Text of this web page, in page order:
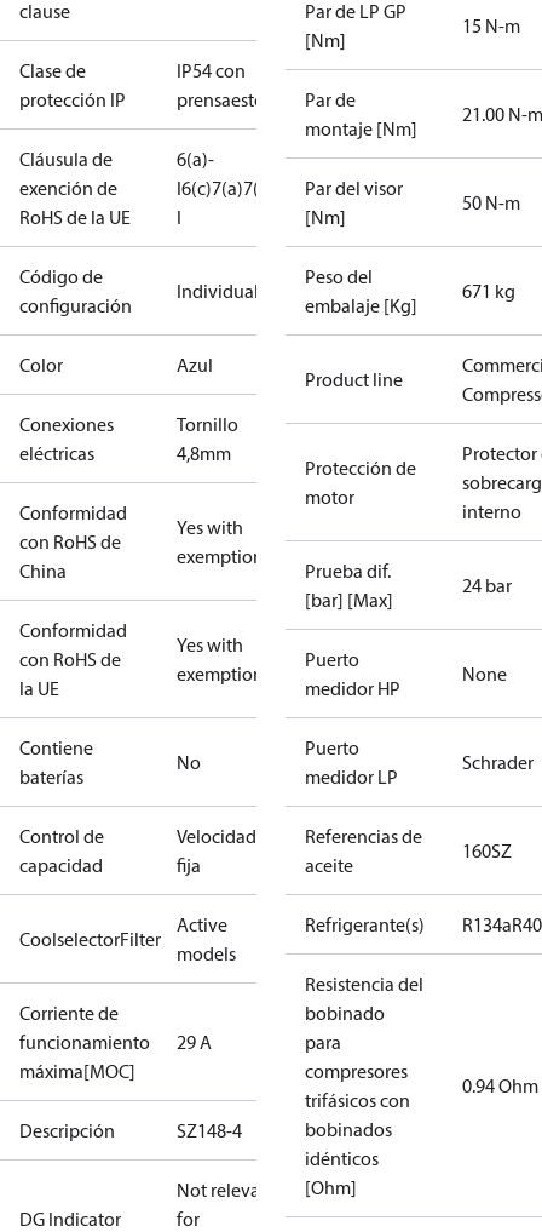
clause
Clase de
protección IP
IP54 con
prensaestopas
Cláusula de
exención de
RoHS de la UE
6(a)-
I6(c)7(a)7(c)-
I
Código de
configuración
Individual
Color Azul
Conexiones
eléctricas
Tornillo
4,8mm
Conformidad
con RoHS de
China
Yes with
exemptions
Conformidad
con RoHS de
la UE
Yes with
exemptions
Contiene
baterías
No
Control de
capacidad
Velocidad
fija
CoolselectorFilter
Active
models
Corriente de
funcionamiento
máxima[MOC]
29 A
Descripción SZ148-4
DG Indicator
Not relevant
for
Par de LP GP
[Nm]
15 N-m
Par de
montaje [Nm]
21.00 N-m
Par del visor
[Nm]
50 N-m
Peso del
embalaje [Kg]
671 kg
Product line
Protección de
motor
Protector
interno
Prueba dif.
[bar] [Max]
24 bar
Puerto
medidor HP
None
Puerto
medidor LP
Schrader
Referencias de
aceite
160SZ
Refrigerante(s) R134a
Resistencia del
bobinado
para
compresores
trifásicos con
bobinados
idénticos
[Ohm]
0.94 Ohm